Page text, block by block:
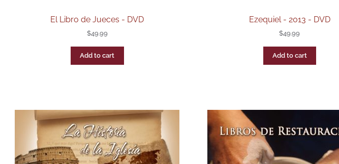
El Libro de Jueces - DVD
$49.99
Add to cart
Ezequiel - 2013 - DVD
$49.99
Add to cart